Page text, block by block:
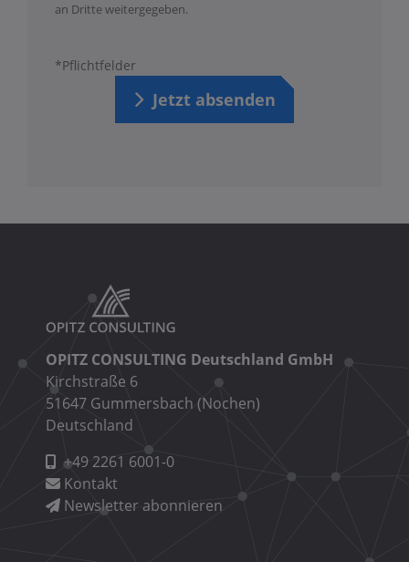
an Dritte weitergegeben.
*Pflichtfelder
Jetzt absenden
OPITZ CONSULTING Deutschland GmbH
Kirchstraße 6
51647 Gummersbach (Nochen)
Deutschland
+49 2261 6001-0
Kontakt
Newsletter abonnieren